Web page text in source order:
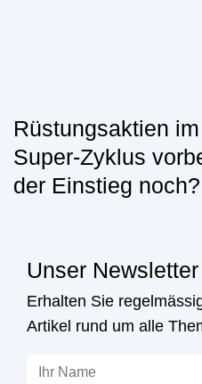
Rüstungsaktien
Super-Zyklus
der Einstieg noch?
Unser Newsletter
Erhalten Sie
Artikel rund um alle